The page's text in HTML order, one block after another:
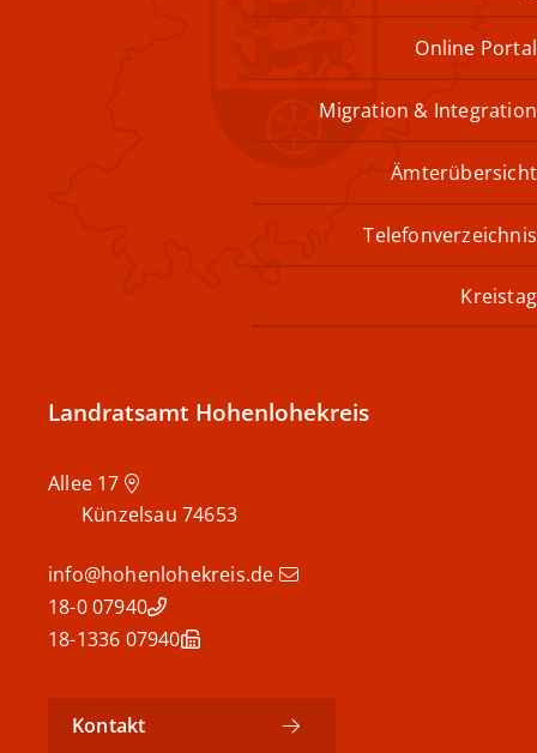
Online Portal
Migration & Integration
Ämterübersicht
Telefonverzeichnis
Kreistag
Landratsamt Hohenlohekreis
74653
Künzelsau
info@hohenlohekreis.de
07940 18-0
07940 18-1336
Kontakt